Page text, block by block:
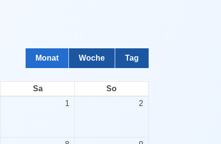
Monat Woche Tag
Sa
So
1 2